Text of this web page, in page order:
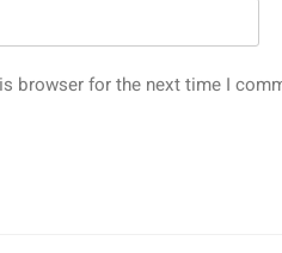
browser for the next time I